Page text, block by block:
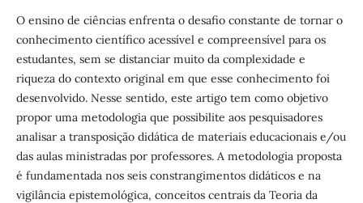
O ensino de ciências enfrenta o desafio constante de tornar o
conhecimento científico acessível e compreensível para os
estudantes, sem se distanciar muito da complexidade e
riqueza do contexto original em que esse conhecimento foi
desenvolvido. Nesse sentido, este artigo tem como objetivo
propor uma metodologia que possibilite aos pesquisadores
analisar a transposição didática de materiais educacionais e/ou
das aulas ministradas por professores. A metodologia proposta
é fundamentada nos seis constrangimentos didáticos e na
vigilância epistemológica, conceitos centrais da Teoria da